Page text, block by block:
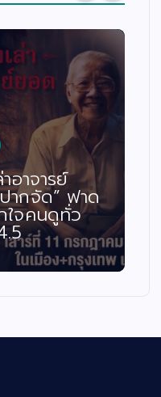
อาจารย์
ากจัด” ฟาด
ใจคนดูทั่ว